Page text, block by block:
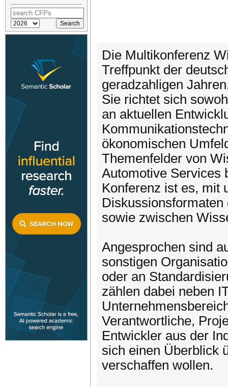
Die Multikonferenz
Treffpunkt der
geradzahligen
Sie richtet sich
an aktuellen
ökonomischen
Themenfelder von
Automotive Services
Konferenz ist es, mit
sowie zwischen
Angesprochen sind
sonstigen
oder an
zählen dabei neben
Verantwortliche,
Entwickler aus der
sich einen Überblick
verschaffen wollen.